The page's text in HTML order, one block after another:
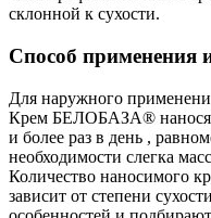
склонной к сухости.
Способ применения
Для наружного
Крем БЕЛОБАЗА®
и более раз в день ,
необходимости слегка
Количество наносимого
зависит от степени